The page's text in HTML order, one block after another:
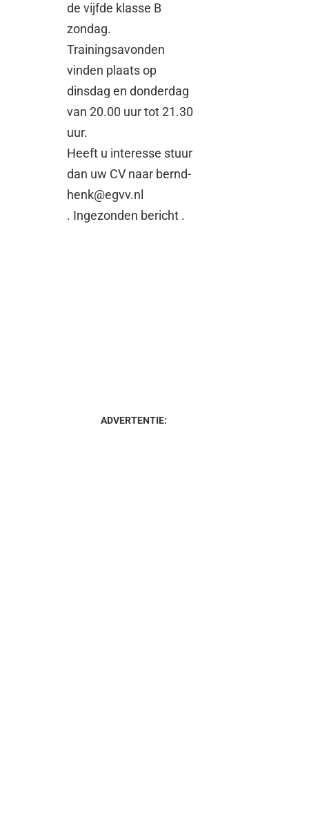
de vijfde klasse B
zondag.
Trainingsavonden
vinden plaats op
dinsdag en donderdag
van 20.00 uur tot 21.30
uur.
Heeft u interesse stuur
dan uw CV naar bernd-
henk@egvv.nl
. Ingezonden bericht .
ADVERTENTIE: